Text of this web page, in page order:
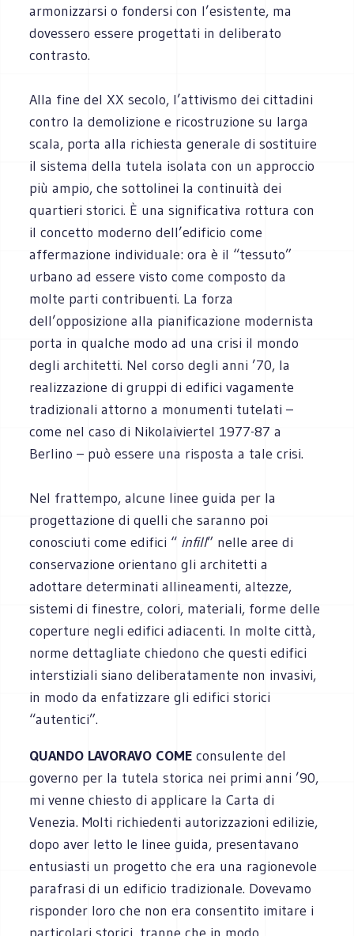
armonizzarsi o fondersi con l’esistente, ma
dovessero essere progettati in deliberato
contrasto.
Alla fine del XX secolo, l’attivismo dei cittadini
contro la demolizione e ricostruzione su larga
scala, porta alla richiesta generale di sostituire
il sistema della tutela isolata con un approccio
più ampio, che sottolinei la continuità dei
quartieri storici. È una significativa rottura con
il concetto moderno dell’edificio come
affermazione individuale: ora è il “tessuto”
urbano ad essere visto come composto da
molte parti contribuenti. La forza
dell’opposizione alla pianificazione modernista
porta in qualche modo ad una crisi il mondo
degli architetti. Nel corso degli anni ’70, la
realizzazione di gruppi di edifici vagamente
tradizionali attorno a monumenti tutelati –
come nel caso di Nikolaiviertel 1977-87 a
Berlino – può essere una risposta a tale crisi.
Nel frattempo, alcune linee guida per la
progettazione di quelli che saranno poi
conosciuti come edifici “ infill” nelle aree di
conservazione orientano gli architetti a
adottare determinati allineamenti, altezze,
sistemi di finestre, colori, materiali, forme delle
coperture negli edifici adiacenti. In molte città,
norme dettagliate chiedono che questi edifici
interstiziali siano deliberatamente non invasivi,
in modo da enfatizzare gli edifici storici
“autentici”.
QUANDO LAVORAVO COMEconsulente del
governo per la tutela storica nei primi anni ’90,
mi venne chiesto di applicare la Carta di
Venezia. Molti richiedenti autorizzazioni edilizie,
dopo aver letto le linee guida, presentavano
entusiasti un progetto che era una ragionevole
parafrasi di un edificio tradizionale. Dovevamo
risponder loro che non era consentito imitare i